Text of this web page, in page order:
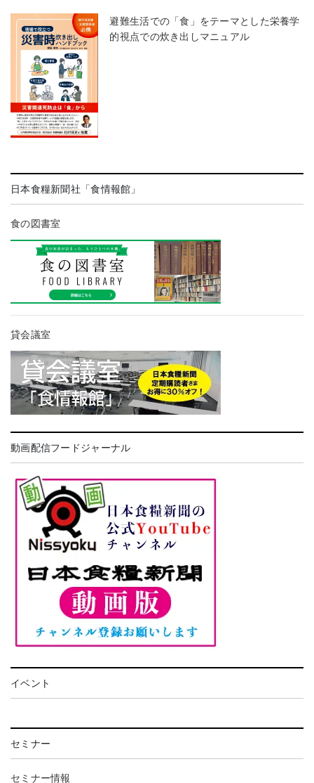
避難生活での「食」をテーマとした栄養学
的視点での炊き出しマニュアル
日本食糧新聞社「食情報館」
食の図書室
貸会議室
動画配信フードジャーナル
イベント
セミナー
セミナー情報